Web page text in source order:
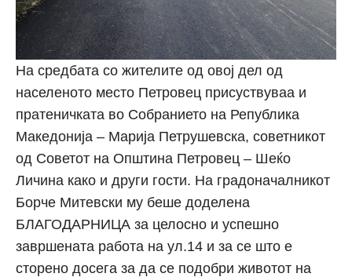
На средбата со жителите од овој дел од
населеното место Петровец присуствуваа и
пратеничката во Собранието на Република
Македонија – Марија Петрушевска, советникот
од Советот на Општина Петровец – Шеќо
Личина како и други гости. На градоначалникот
Борче Митевски му беше доделена
БЛАГОДАРНИЦА за целосно и успешно
завршената работа на ул.14 и за се што е
сторено досега за да се подобри животот на